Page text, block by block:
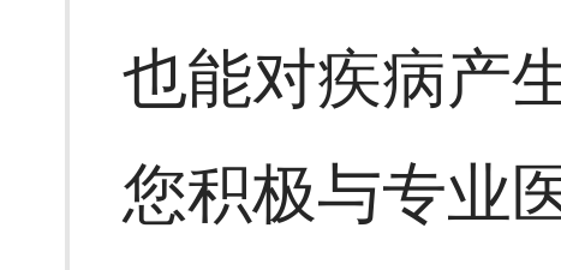
也能对疾病产
您积极与专业